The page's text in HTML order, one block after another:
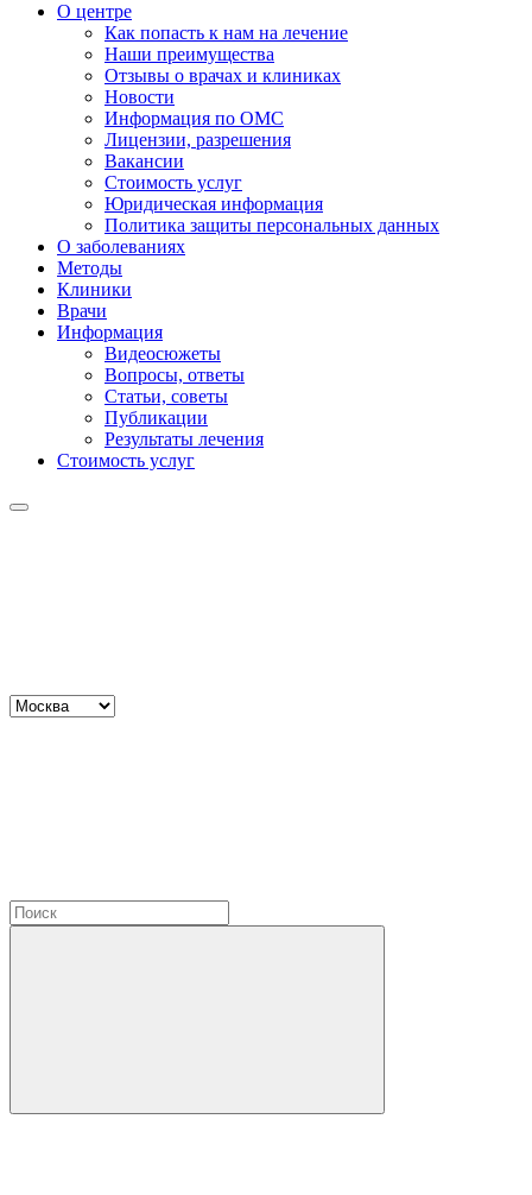
О центре
Как попасть к нам на лечение
Наши преимущества
Отзывы о врачах и клиниках
Новости
Информация по ОМС
Лицензии, разрешения
Вакансии
Стоимость услуг
Юридическая информация
Политика защиты персональных данных
О заболеваниях
Методы
Клиники
Врачи
Информация
Видеосюжеты
Вопросы, ответы
Статьи, советы
Публикации
Результаты лечения
Стоимость услуг